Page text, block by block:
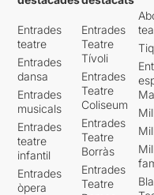
Entrades
teatre
Entrades
dansa
Entrades
musicals
Entrades
teatre
infantil
Entrades
òpera
Entrades
Teatre
Tívoli
Entrades
Teatre
Coliseum
Entrades
Teatre
Borràs
Entrades
Teatre